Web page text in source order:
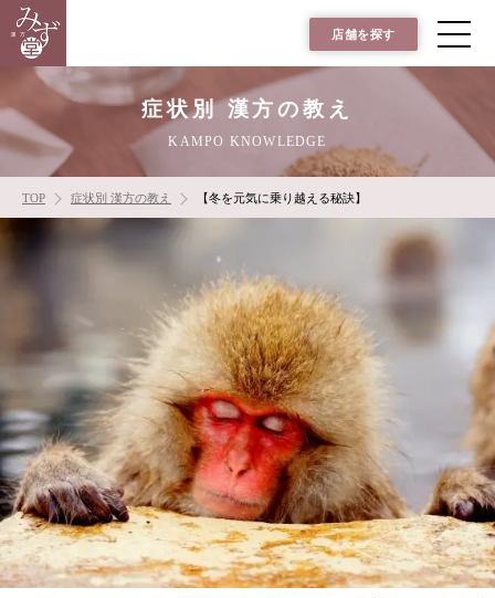
店舗を探す
症状別 漢方の教え
KAMPO KNOWLEDGE
TOP 症状別 漢方の教え 【冬を元気に乗り越える秘訣】